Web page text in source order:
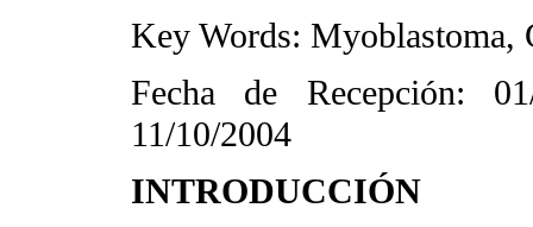
Key Words: Myoblastoma,
Fecha de Recepción:
11/10/2004
INTRODUCCIÓN